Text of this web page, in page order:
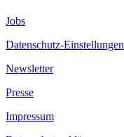
Jobs
Datenschutz-Einstellungen
Newsletter
Presse
Impressum